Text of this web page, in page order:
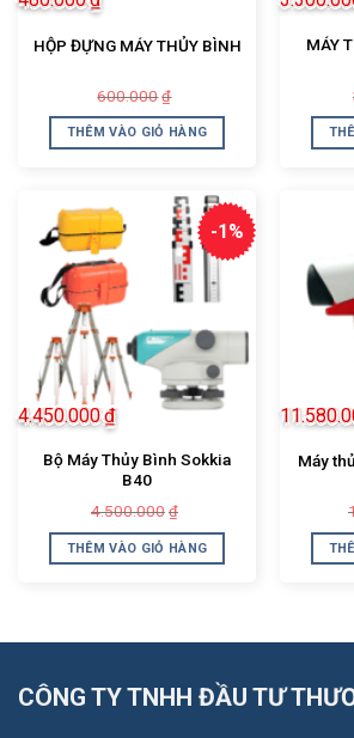
HỘP ĐỰNG MÁY THỦY BÌNH
600.000 ₫
là:
600.000₫.
tại
là:
480.000₫.
THÊM VÀO GIỎ HÀNG
MÁY
-1%
Bộ Máy Thủy Bình Sokkia
B40
4.500.000 ₫
là:
4.500.000₫.
4.450.000₫
tại
là:
THÊM VÀO GIỎ HÀNG
Máy
CÔNG TY TNHH ĐẦU TƯ